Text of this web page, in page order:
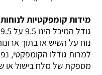
מידות קומפקטיות
נוח על השיש או בתוך
למרות גודלו הקומפקטי,
מספקת של מלח בישול או